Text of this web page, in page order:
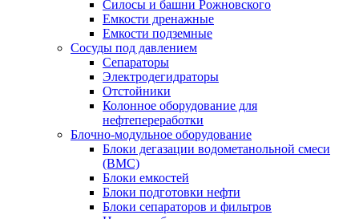
Силосы и башни Рожновского
Емкости дренажные
Емкости подземные
Сосуды под давлением
Сепараторы
Электродегидраторы
Отстойники
Колонное оборудование для
нефтепереработки
Блочно-модульное оборудование
Блоки дегазации водометанольной смеси
(BMC)
Блоки емкостей
Блоки подготовки нефти
Блоки сепараторов и фильтров